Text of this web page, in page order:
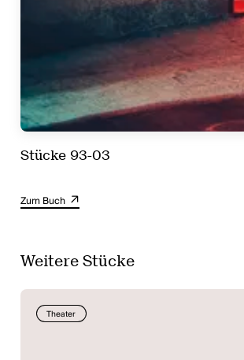
Stücke 93-03
Zum Buch
Weitere Stücke
Theater